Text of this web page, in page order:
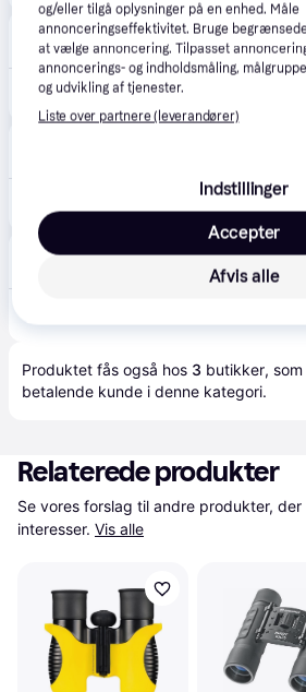
MaxiPro
39 kr. fragt,2-4 dage
SILVA Pocket 10X
Kikkert-salg.dk
2-4 dage
Produktet fås også hos 3 butikker,
betalende kunde i denne kategori.
Relaterede produkter
Se vores forslag til andre produkter,
interesser. Vis alle
og/eller tilgå oplysninger på en enhed. Måle
annonceringseffektivitet. Bruge
at vælge annoncering. Tilpasset
annoncerings- og indholdsmåling,
og udvikling af tjenester.
Liste over partnere (leverandører)
Indstillinger
Afvis alle
Accepter